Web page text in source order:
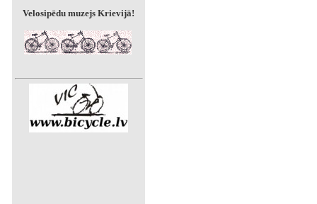
Velosipēdu muzejs Krievijā!